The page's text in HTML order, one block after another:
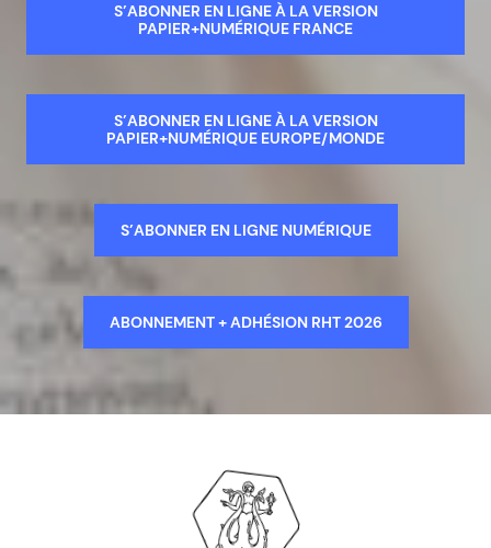
S’ABONNER EN LIGNE À LA VERSION
PAPIER+NUMÉRIQUE FRANCE
S’ABONNER EN LIGNE À LA VERSION
PAPIER+NUMÉRIQUE EUROPE/MONDE
S’ABONNER EN LIGNE NUMÉRIQUE
ABONNEMENT + ADHÉSION RHT 2026